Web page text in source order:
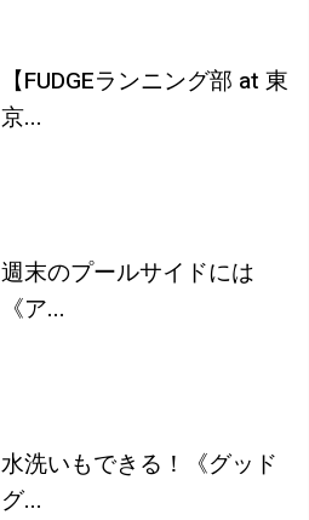
【FUDGEランニング部 at 東
京...
週末のプールサイドには
《ア...
水洗いもできる！《グッド
グ...